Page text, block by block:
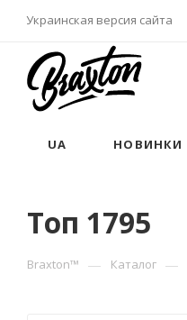
Украинская версия сайта
UA НОВИНКИ
Топ 1795
Braxton™ — Каталог —